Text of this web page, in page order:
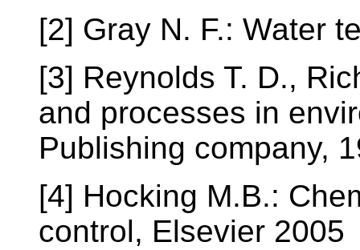
[2] Gray N. F.: Water
[3] Reynolds T. D.,
and processes in
Publishing company,
[4] Hocking M.B.:
control, Elsevier 2005